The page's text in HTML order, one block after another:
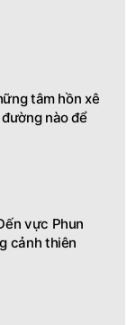
tâm hồn xê
nào để
vực Phun
cảnh thiên